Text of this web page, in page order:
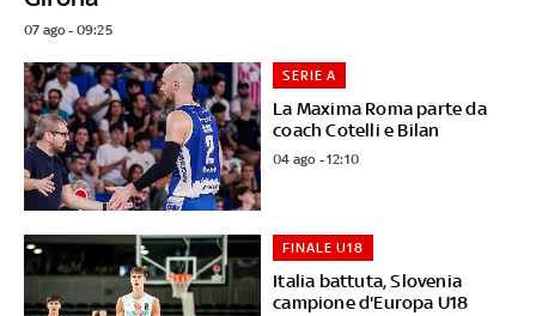
07 ago - 09:25
La Maxima Roma parte da
coach Cotelli e Bilan
SERIE A
04 ago - 12:10
Italia battuta, Slovenia
campione d'Europa U18
FINALE U18